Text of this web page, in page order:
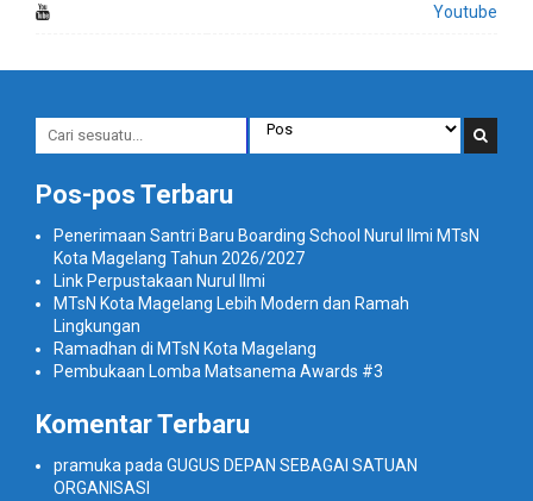
Youtube
Pos-pos Terbaru
Penerimaan Santri Baru Boarding School Nurul Ilmi MTsN
Kota Magelang Tahun 2026/2027
Link Perpustakaan Nurul Ilmi
MTsN Kota Magelang Lebih Modern dan Ramah
Lingkungan
Ramadhan di MTsN Kota Magelang
Pembukaan Lomba Matsanema Awards #3
Komentar Terbaru
pramuka pada GUGUS DEPAN SEBAGAI SATUAN
ORGANISASI